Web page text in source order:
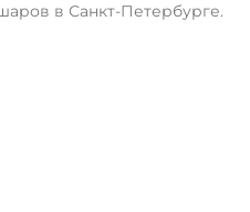
в Санкт-Петербурге.